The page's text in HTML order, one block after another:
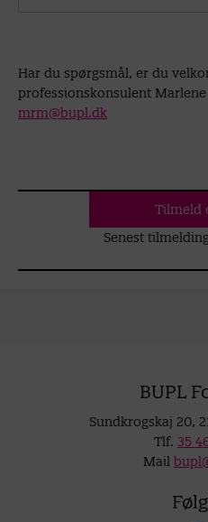
Har du spørgsmål, er du
professionskonsulent
mrm@bupl.dk
Tilmeld
Senest
BUPL
Sundkrogskaj 20,
Tlf. 35
Mail